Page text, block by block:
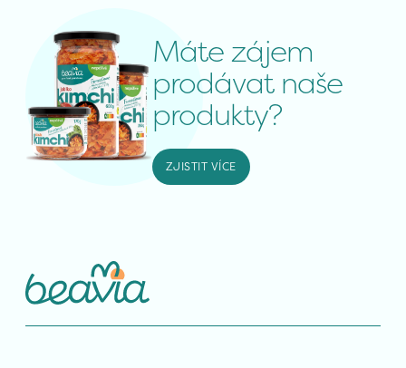
Máte zájem
prodávat naše
produkty?
ZJISTIT VÍCE